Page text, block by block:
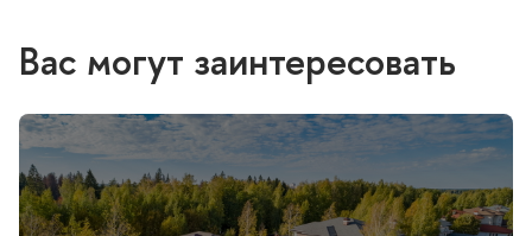
ас могут заинтересовать